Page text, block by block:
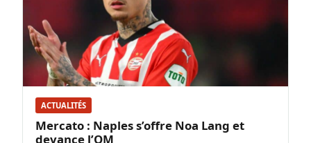
ACTUALITÉS
Mercato : Naples s’offre Noa Lang et
devance l’OM